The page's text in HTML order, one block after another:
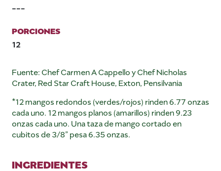
---
PORCIONES
12
Fuente: Chef Carmen A Cappello y Chef Nicholas
Crater, Red Star Craft House, Exton, Pensilvania
*12 mangos redondos (verdes/rojos) rinden 6.77 onzas
cada uno. 12 mangos planos (amarillos) rinden 9.23
onzas cada uno. Una taza de mango cortado en
cubitos de 3/8” pesa 6.35 onzas.
INGREDIENTES